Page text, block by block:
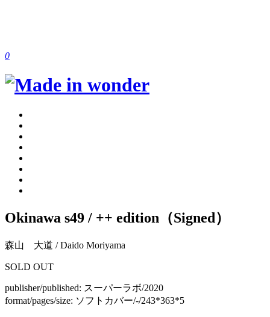
0
Okinawa s49 / ++ edition（Signed）
森山 大道 / Daido Moriyama
SOLD OUT
publisher/published: スーパーラボ/2020
format/pages/size: ソフトカバー/-/243*363*5